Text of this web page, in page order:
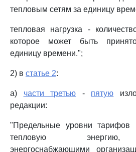
тепловым сетям за единицу
тепловая нагрузка -
которое может быть
единицу времени.";
2) в статье 2:
а) части третью - пятую
редакции:
"Предельные уровни тарифов
тепловую энергию,
энергоснабжающими